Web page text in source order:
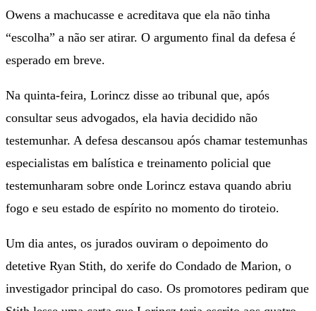
Owens a machucasse e acreditava que ela não tinha
“escolha” a não ser atirar. O argumento final da defesa é
esperado em breve.
Na quinta-feira, Lorincz disse ao tribunal que, após
consultar seus advogados, ela havia decidido não
testemunhar. A defesa descansou após chamar testemunhas
especialistas em balística e treinamento policial que
testemunharam sobre onde Lorincz estava quando abriu
fogo e seu estado de espírito no momento do tiroteio.
Um dia antes, os jurados ouviram o depoimento do
detetive Ryan Stith, do xerife do Condado de Marion, o
investigador principal do caso. Os promotores pediram que